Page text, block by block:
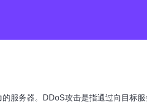
服务器。DDoS攻击是指通过向目标